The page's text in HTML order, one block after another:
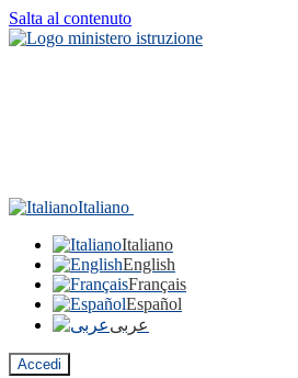
Salta al contenuto
Italiano
Italiano
English
Français
Español
عربى
Accedi